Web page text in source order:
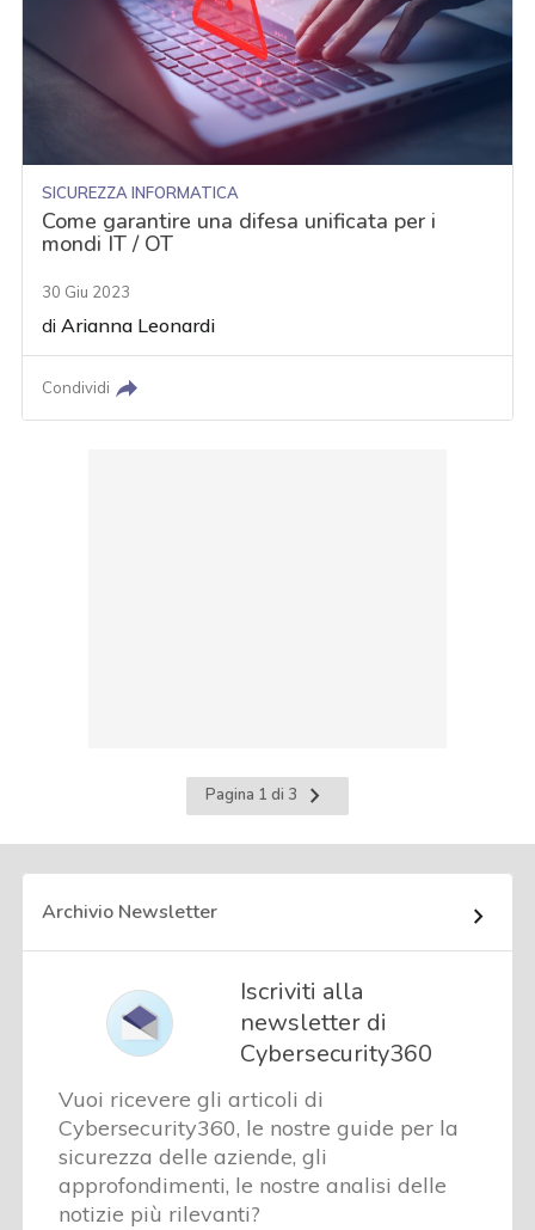
SICUREZZA INFORMATICA
Come garantire una difesa unificata per i
mondi IT / OT
30 Giu 2023
diArianna Leonardi
Condividi
Pagina 1 di 3
Pagina
successiva
Archivio Newsletter
Iscriviti alla
newsletter di
Cybersecurity360
Vuoi ricevere gli articoli di
Cybersecurity360, le nostre guide per la
sicurezza delle aziende, gli
approfondimenti, le nostre analisi delle
notizie più rilevanti?